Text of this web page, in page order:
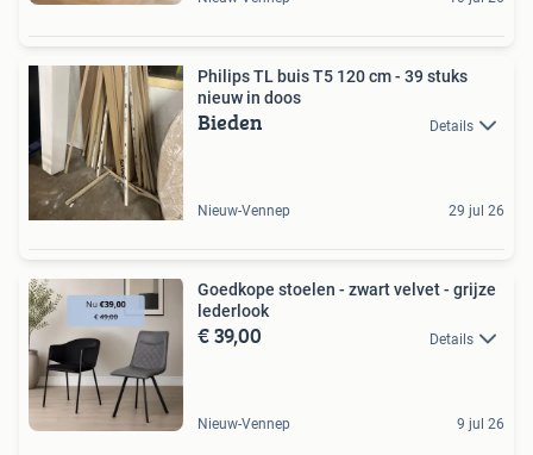
Philips TL buis T5 120 cm - 39 stuks
nieuw in doos
Bieden Details
Nieuw-Vennep 29 jul 26
Goedkope stoelen - zwart velvet - grijze
lederlook
€ 39,00 Details
Nieuw-Vennep 9 jul 26